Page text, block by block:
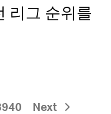
리그 순위를
40 Next